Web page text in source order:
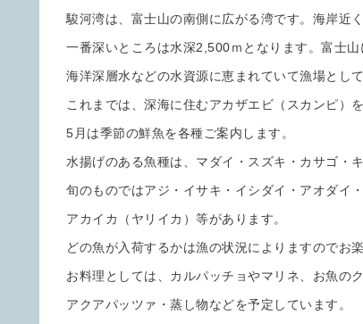
駿河湾は、富士山の南側に広がる湾です。海岸近
一番深いところは水深2,500ｍとなります。富士
海洋深層水などの水資源に恵まれていて漁場として
これまでは、深海に住むアカザエビ（スカンピ）
5月は季節の鮮魚を各種ご案内します。
水揚げのある魚種は、マダイ・スズキ・カサゴ・
旬のものではアジ・イサキ・イシダイ・アオダイ
アカイカ（ヤリイカ）等があります。
どの魚が入荷するかは漁の状況によりますのでお
お料理としては、カルパッチョやマリネ、お魚の
アクアパッツァ・蒸し物などを予定しています。